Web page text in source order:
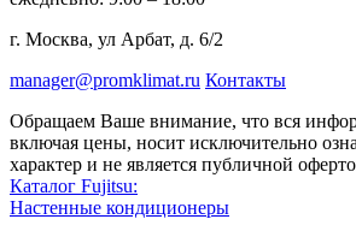
г. Москва, ул Арбат, д. 6/2
manager@promklimat.ru Контакты
Обращаем Ваше внимание, что вся
включая цены, носит исключительно
характер и не является публичной
Каталог Fujitsu:
Настенные кондиционеры